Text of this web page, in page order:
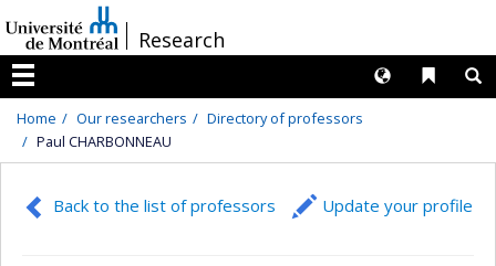
au
contenu
/Research
Menu
Liens
Langues
Home Our researchers
Directory of professors
Paul CHARBONNEAU
Back to the list of professors Update your profile